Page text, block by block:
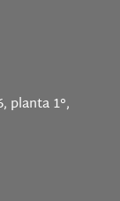
planta 1°,